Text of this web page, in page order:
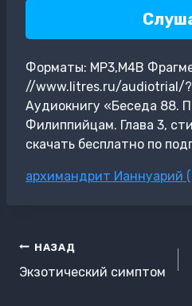
Форматы: MP3,M4B
//www.litres.ru/audiotrial/
Аудиокнигу «Беседа 88.
Филиппийцам. Глава 3,
скачать бесплатно по
Метки
архимандрит Ианнуарий
Навигация
по
НАЗАД
Экзотический симптом